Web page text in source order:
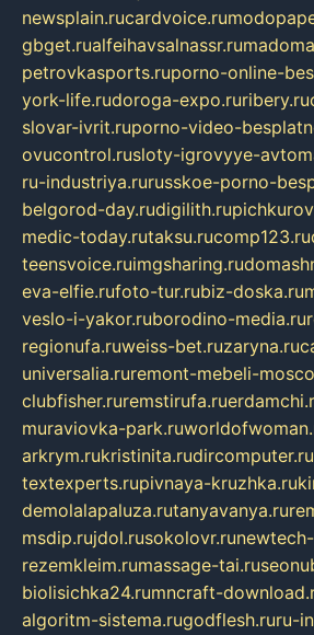
newsplain.rucardvoice.ru
gbget.rualfeihavsalnassr.ru
petrovkasports.ruporno-online-
york-life.rudoroga-expo.ruribery.ru
slovar-ivrit.ruporno-video-
ovucontrol.rusloty-igrovyye-
ru-industriya.rurusskoe-porno-
belgorod-day.rudigilith.ru
medic-today.rutaksu.rucomp123.ru
teensvoice.ruimgsharing.ru
eva-elfie.rufoto-tur.rubiz-doska.ru
veslo-i-yakor.ruborodino-media.ru
regionufa.ruweiss-bet.ruzaryna.ru
universalia.ruremont-mebeli-
clubfisher.ruremstirufa.ru
muraviovka-park.ru
arkrym.rukristinita.rudircomputer.ru
textexperts.rupivnaya-kruzhka.ru
demolalapaluza.rutanyavanya.ru
msdip.rujdol.rusokolovr.ru
rezemkleim.rumassage-tai.ru
biolisichka24.rumncraft-
algoritm-sistema.rugodflesh.ruru-